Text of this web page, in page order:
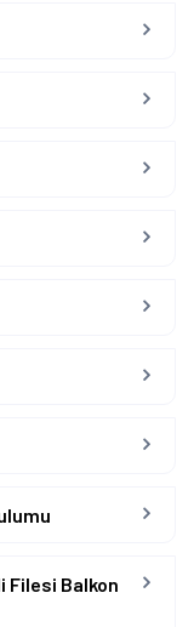
Filesi Balkon